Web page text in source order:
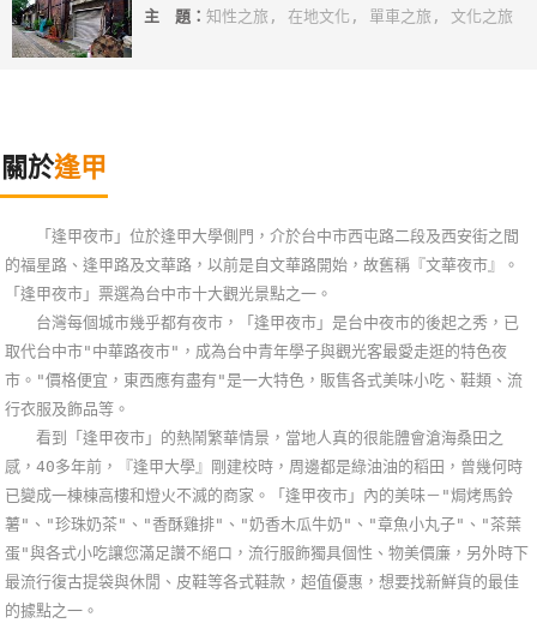
主 題： 知性之旅, 在地文化, 單車之旅, 文化之旅
關於逢甲
「逢甲夜市」位於逢甲大學側門，介於台中市西屯路二段及西安街之間
的福星路、逢甲路及文華路，以前是自文華路開始，故舊稱『文華夜市』。
「逢甲夜市」票選為台中市十大觀光景點之一。
台灣每個城市幾乎都有夜市，「逢甲夜市」是台中夜市的後起之秀，已
取代台中市"中華路夜市"，成為台中青年學子與觀光客最愛走逛的特色夜
市。"價格便宜，東西應有盡有"是一大特色，販售各式美味小吃、鞋類、流
行衣服及飾品等。
看到「逢甲夜市」的熱鬧繁華情景，當地人真的很能體會滄海桑田之
感，40多年前，『逢甲大學』剛建校時，周邊都是綠油油的稻田，曾幾何時
已變成一棟棟高樓和燈火不滅的商家。「逢甲夜市」內的美味－"焗烤馬鈴
薯"、"珍珠奶茶"、"香酥雞排"、"奶香木瓜牛奶"、"章魚小丸子"、"茶葉
蛋"與各式小吃讓您滿足讚不絕口，流行服飾獨具個性、物美價廉，另外時下
最流行復古提袋與休閒、皮鞋等各式鞋款，超值優惠，想要找新鮮貨的最佳
的據點之一。